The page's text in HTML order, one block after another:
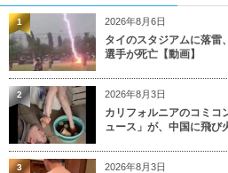
2026年8月6日
タイのスタジアムに落雷
選手が死亡【動画】
1
2026年8月3日
カリフォルニアのコミコ
ュース」が、中国に飛び
2
2026年8月3日
3